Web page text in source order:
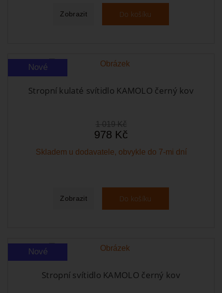
Zobrazit Do košíku
Nové
Stropní kulaté svítidlo KAMOLO černý kov
1 019 Kč
978 Kč
Skladem u dodavatele, obvykle do 7-mi dní
Zobrazit Do košíku
Nové
Stropní svítidlo KAMOLO černý kov